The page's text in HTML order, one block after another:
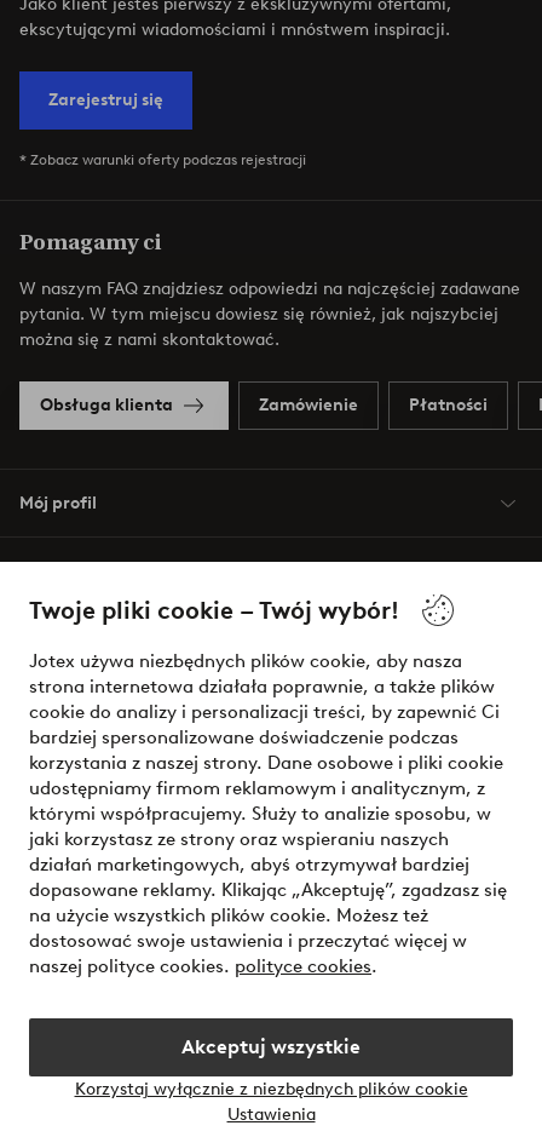
Twoje pliki cookie – Twój wybór!
Jotex używa niezbędnych plików cookie, aby nasza
strona internetowa działała poprawnie, a także plików
cookie do analizy i personalizacji treści, by zapewnić Ci
bardziej spersonalizowane doświadczenie podczas
korzystania z naszej strony. Dane osobowe i pliki cookie
udostępniamy firmom reklamowym i analitycznym, z
którymi współpracujemy. Służy to analizie sposobu, w
jaki korzystasz ze strony oraz wspieraniu naszych
działań marketingowych, abyś otrzymywał bardziej
dopasowane reklamy. Klikając „Akceptuję”, zgadzasz się
na użycie wszystkich plików cookie. Możesz też
dostosować swoje ustawienia i przeczytać więcej w
naszej polityce cookies. polityce cookies.
Akceptuj wszystkie
Korzystaj wyłącznie z niezbędnych plików cookie
Ustawienia
ekscytującymi wiadomościami i mnóstwem inspiracji.
Zarejestruj się
* Zobacz warunki oferty podczas rejestracji
Pomagamy ci
W naszym FAQ znajdziesz odpowiedzi na najczęściej zadawane
pytania. W tym miejscu dowiesz się również, jak najszybciej
można się z nami skontaktować.
Obsługa klienta Zamówienie Płatności
Mój profil
Warunki
Bezpieczne płatności - zapłać teraz lub podziel się
Chcesz dowiedzieć się więcej o naszych opcjach płatności